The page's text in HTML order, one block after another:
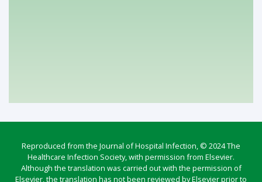
Reproduced from the Journal of Hospital Infection, © 2024 The
Healthcare Infection Society, with permission from Elsevier.
Although the translation was carried out with the permission of
Elsevier, the translation has not been reviewed by Elsevier prior to